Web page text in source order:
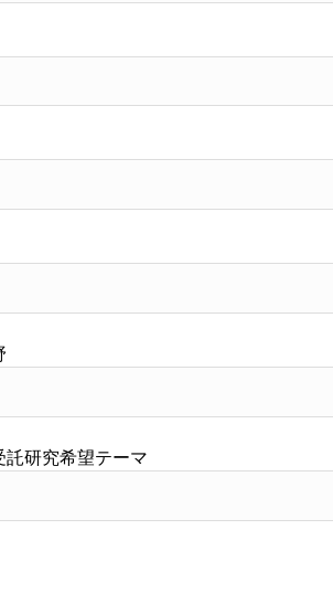
託研究希望テーマ